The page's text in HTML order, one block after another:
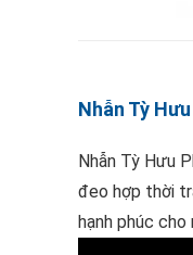
Nhẫn Tỳ
Nhẫn Tỳ Hưu
đeo hợp thời
hạnh phúc